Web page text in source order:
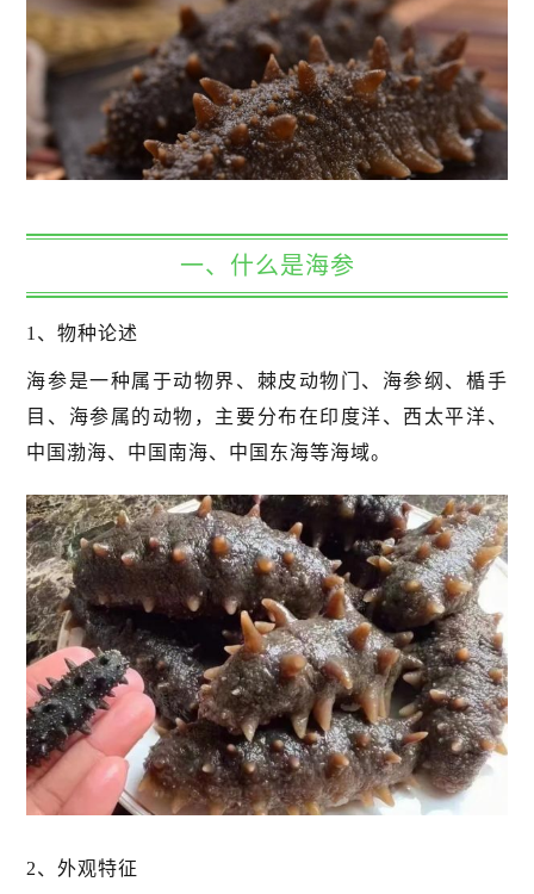
一、什么是海参
1、物种论述
海参是一种属于动物界、棘皮动物门、海参纲、楯手
目、海参属的动物，主要分布在印度洋、西太平洋、
中国渤海、中国南海、中国东海等海域。
2、外观特征